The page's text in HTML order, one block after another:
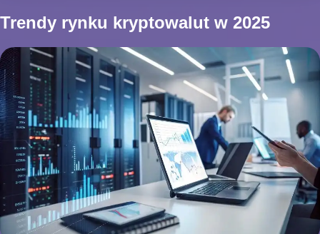
Trendy rynku kryptowalut w 2025